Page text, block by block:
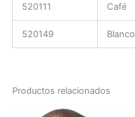
520111 Café
520149 Blanco
Productos relacionados